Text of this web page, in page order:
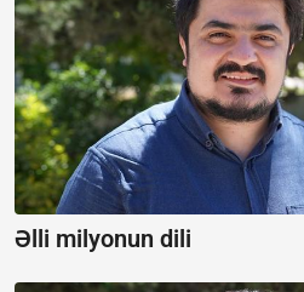
Əlli milyonun dili